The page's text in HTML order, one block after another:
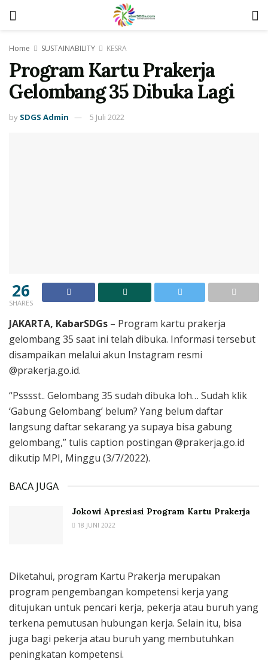
Home SUSTAINABILITY KESRA
Program Kartu Prakerja
Gelombang 35 Dibuka Lagi
by SDGS Admin 5 Juli 2022
26
SHARES
JAKARTA, KabarSDGs – Program kartu prakerja
gelombang 35 saat ini telah dibuka. Informasi tersebut
disampaikan melalui akun Instagram resmi
@prakerja.go.id.
“Psssst.. Gelombang 35 sudah dibuka loh… Sudah klik
‘Gabung Gelombang’ belum? Yang belum daftar
langsung daftar sekarang ya supaya bisa gabung
gelombang,” tulis caption postingan @prakerja.go.id
dikutip MPI, Minggu (3/7/2022).
BACA JUGA
Jokowi Apresiasi Program Kartu Prakerja
18 JUNI 2022
Diketahui, program Kartu Prakerja merupakan
program pengembangan kompetensi kerja yang
ditujukan untuk pencari kerja, pekerja atau buruh yang
terkena pemutusan hubungan kerja. Selain itu, bisa
juga bagi pekerja atau buruh yang membutuhkan
peningkatan kompetensi.